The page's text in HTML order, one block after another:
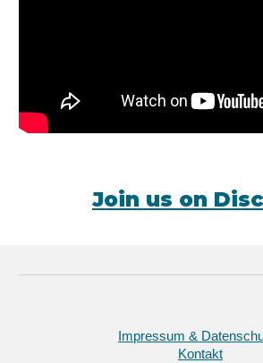
Join us on
Impressum &
Kontakt